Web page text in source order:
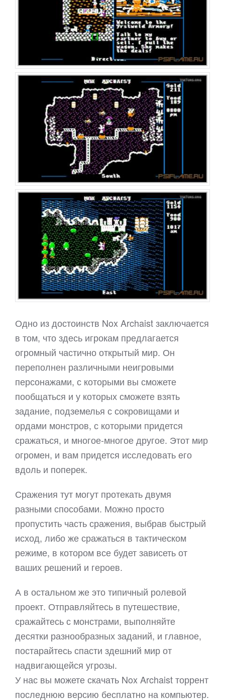
Одно из достоинств Nox Archaist заключается
в том, что здесь игрокам предлагается
огромный частично открытый мир. Он
переполнен различными неигровыми
персонажами, с которыми вы сможете
пообщаться и у которых сможете взять
задание, подземелья с сокровищами и
ордами монстров, с которыми придется
сражаться, и многое-многое другое. Этот мир
огромен, и вам придется исследовать его
вдоль и поперек.
Сражения тут могут протекать двумя
разными способами. Можно просто
пропустить часть сражения, выбрав быстрый
исход, либо же сражаться в тактическом
режиме, в котором все будет зависеть от
ваших решений и героев.
А в остальном же это типичный ролевой
проект. Отправляйтесь в путешествие,
сражайтесь с монстрами, выполняйте
десятки разнообразных заданий, и главное,
постарайтесь спасти здешний мир от
надвигающейся угрозы.
У нас вы можете скачать Nox Archaist торрент
последнюю версию бесплатно на компьютер.